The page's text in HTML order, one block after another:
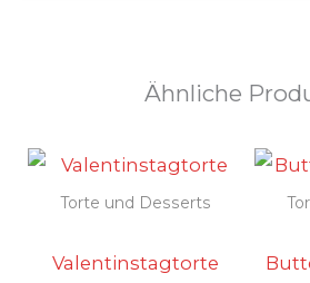
Ähnliche
Torte und Desserts
Valentinstagtorte